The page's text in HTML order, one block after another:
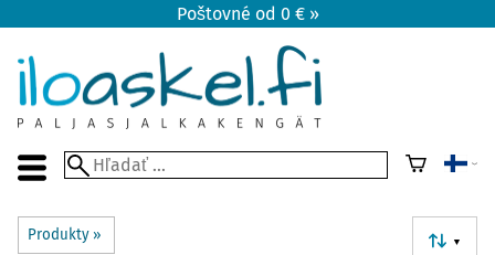
Poštovné od 0 € »
Produkty ‪» ▼